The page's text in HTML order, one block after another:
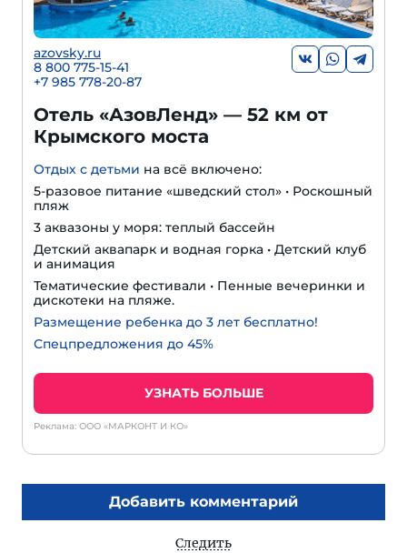
azovsky.ru
8 800 775-15-41
+7 985 778-20-87
Отель «АзовЛенд» — 52 км от
Крымского моста
Отдых с детьми на всё включено:
5-разовое питание «шведский стол» • Роскошный
пляж
3 аквазоны у моря: теплый бассейн
Детский аквапарк и водная горка • Детский клуб
и анимация
Тематические фестивали • Пенные вечеринки и
дискотеки на пляже.
Размещение ребенка до 3 лет бесплатно!
Спецпредложения до 45%
УЗНАТЬ БОЛЬШЕ
Реклама: ООО «МАРКОНТ И КО»
Добавить комментарий
Следить